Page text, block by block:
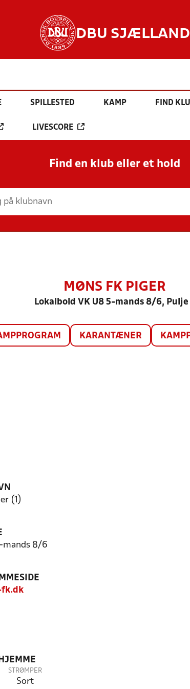
DBU SJÆLLAND
SPILLESTED KAMP FIND
LIVESCORE
Find en klub eller et hold
MØNS FK PIGER
Lokalbold VK U8 5-mands 8/6, Pulje
KARANTÆNER
(1)
mands 8/6
fk.dk
STRØMPER
Sort